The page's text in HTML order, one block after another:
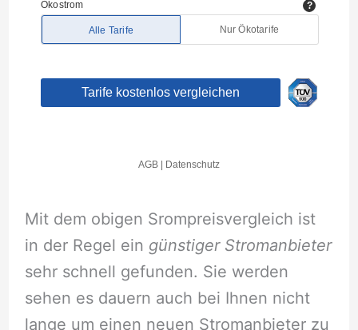
Mit dem obigen Srompreisvergleich ist
in der Regel ein günstiger Stromanbieter
sehr schnell gefunden. Sie werden
sehen es dauern auch bei Ihnen nicht
lange um einen neuen Stromanbieter zu